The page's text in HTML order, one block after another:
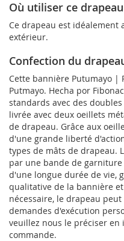
Où utiliser ce
Ce drapeau est
extérieur.
Confection du
Cette bannière Putumayo |
Putmayo. Hecha por
standards avec des
livrée avec deux oeillets
de drapeau. Grâce aux
d'une grande liberté
types de mâts de drapeau.
par une bande de
d'une longue durée de vie,
qualitative de la bannière
nécessaire, le drapeau peut
demandes d'exécution
veuillez nous le préciser
commande.